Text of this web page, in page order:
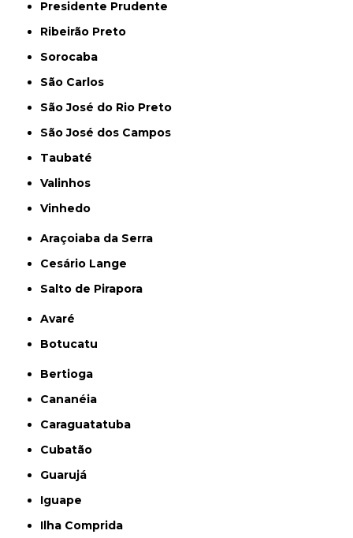
Presidente Prudente
Ribeirão Preto
Sorocaba
São Carlos
São José do Rio Preto
São José dos Campos
Taubaté
Valinhos
Vinhedo
Araçoiaba da Serra
Cesário Lange
Salto de Pirapora
Avaré
Botucatu
Bertioga
Cananéia
Caraguatatuba
Cubatão
Guarujá
Iguape
Ilha Comprida